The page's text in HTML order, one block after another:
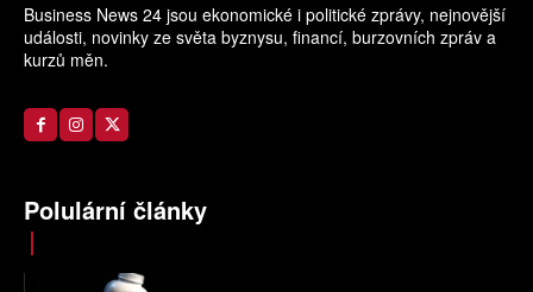
Business News 24 jsou ekonomické i politické zprávy, nejnovější
události, novinky ze světa byznysu, financí, burzovních zpráv a
kurzů měn.
Polulární články